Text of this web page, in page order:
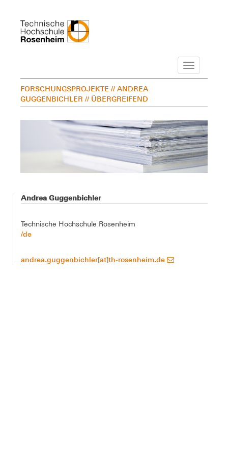
Navigation
FORSCHUNGSPROJEKTE // ANDREA
GUGGENBICHLER // ÜBERGREIFEND
Andrea Guggenbichler
Technische Hochschule Rosenheim
/de
andrea.guggenbichler[at]th-rosenheim.de